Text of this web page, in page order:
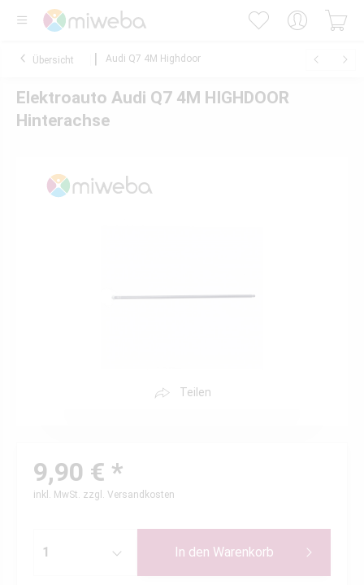
Übersicht Audi Q7 4M Highdoor
Elektroauto Audi Q7 4M HIGHDOOR
Hinterachse
Teilen
9,90 € *
inkl. MwSt. zzgl. Versandkosten
In den Warenkorb